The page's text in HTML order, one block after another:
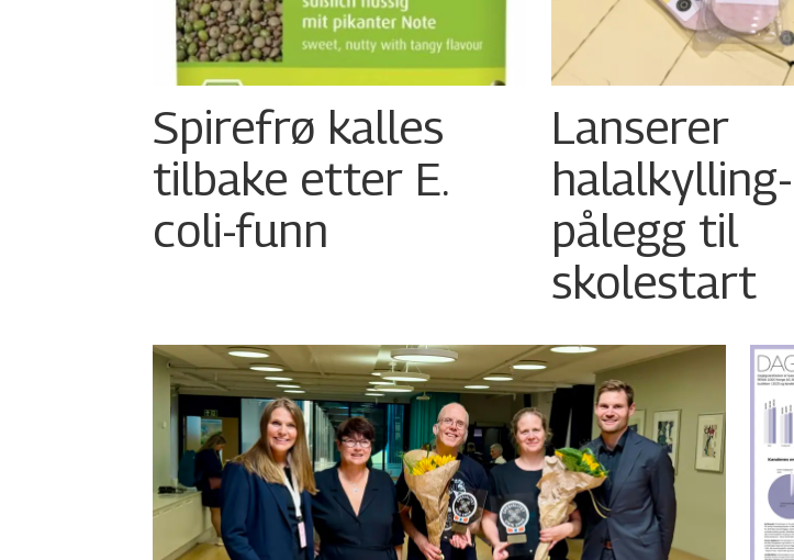
Spirefrø kalles
tilbake etter E.
coli-funn
Lanserer
pålegg til
skolestart